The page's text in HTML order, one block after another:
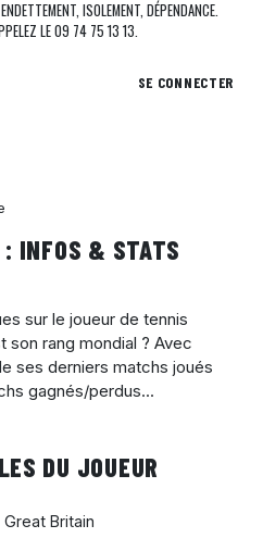
ISOLEMENT, DÉPENDANCE.
LE 09 74 75 13 13.
SE CONNECTER
: INFOS & STATS
sur le joueur de tennis
son rang mondial ? Avec
ses derniers matchs joués
gagnés/perdus...
DU JOUEUR
Great Britain